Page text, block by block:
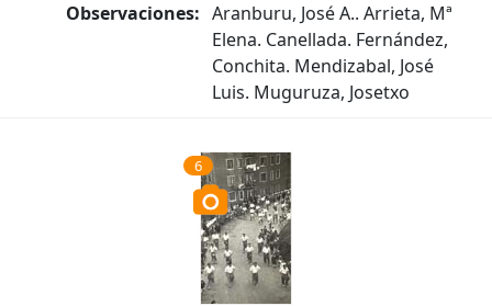
Observaciones: Aranburu, José A.. Arrieta, Mª
Elena. Canellada. Fernández,
Conchita. Mendizabal, José
Luis. Muguruza, Josetxo
6